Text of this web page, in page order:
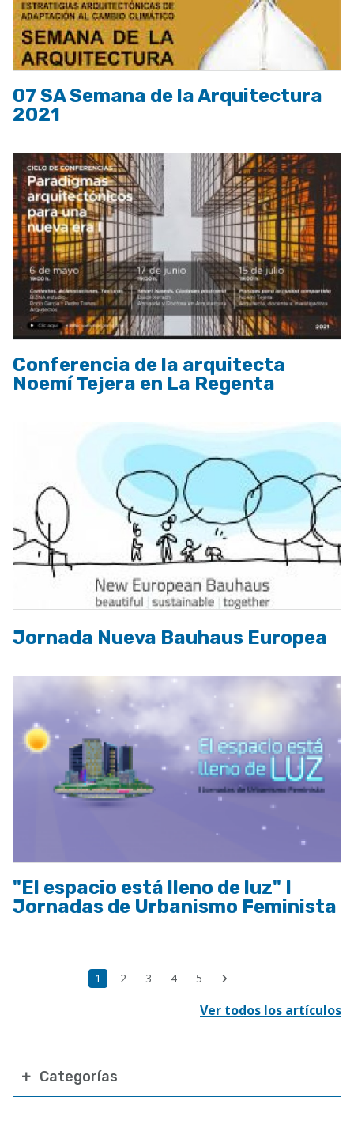
Categorías
07 SA Semana de la Arquitectura
2021
Conferencia de la arquitecta
Noemí Tejera en La Regenta
Jornada Nueva Bauhaus Europea
"El espacio está lleno de luz" I
Jornadas de Urbanismo Feminista
Paginación Página
1 Page
2 Page
3 Page
4 Page
5
Ver todos los artículos